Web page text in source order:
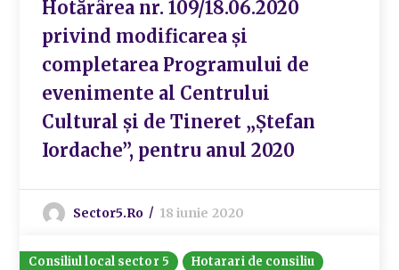
Hotărârea nr. 109/18.06.2020
privind modificarea și
completarea Programului de
evenimente al Centrului
Cultural și de Tineret „Ștefan
Iordache”, pentru anul 2020
Sector5.ro 18 iunie 2020
Consiliul local sector 5
Hotarari de consiliu